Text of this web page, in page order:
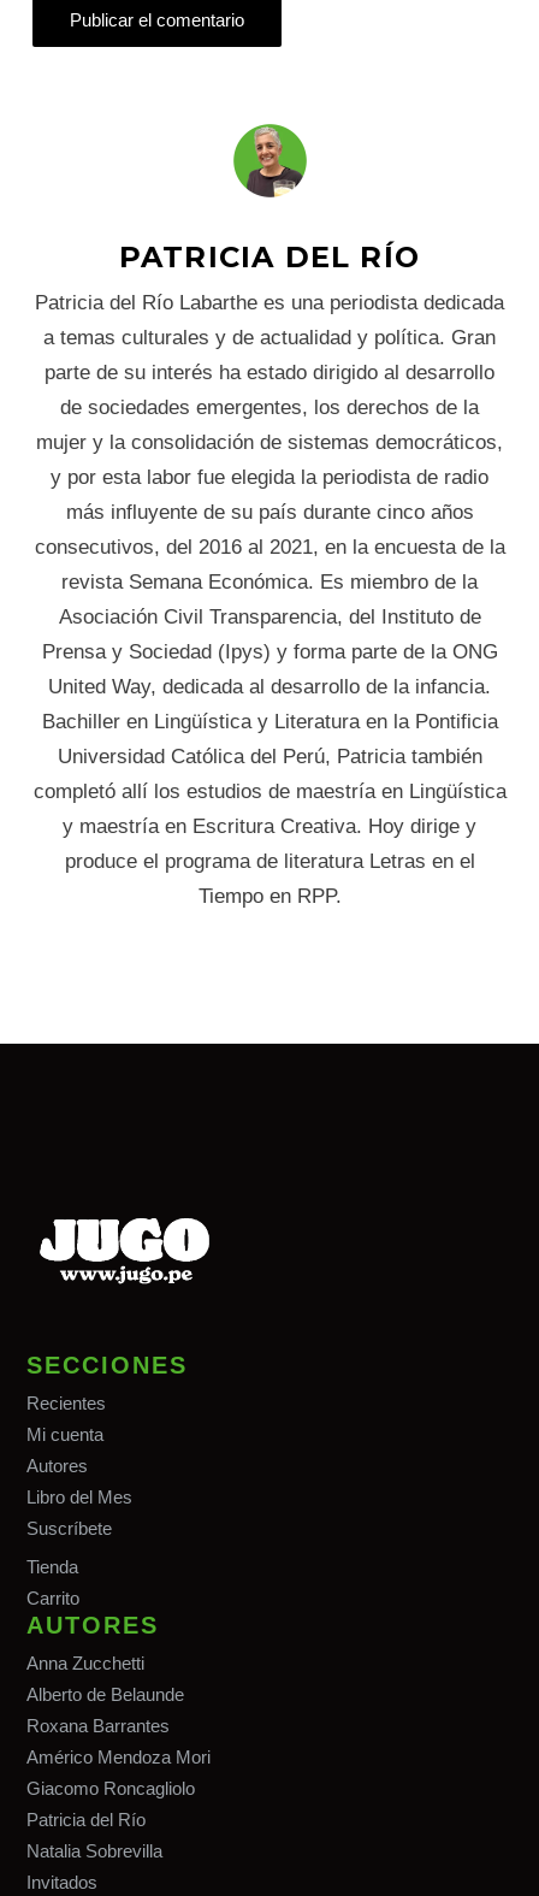
PATRICIA DEL RÍO
Patricia del Río Labarthe es una periodista dedicada
a temas culturales y de actualidad y política. Gran
parte de su interés ha estado dirigido al desarrollo
de sociedades emergentes, los derechos de la
mujer y la consolidación de sistemas democráticos,
y por esta labor fue elegida la periodista de radio
más influyente de su país durante cinco años
consecutivos, del 2016 al 2021, en la encuesta de la
revista Semana Económica. Es miembro de la
Asociación Civil Transparencia, del Instituto de
Prensa y Sociedad (Ipys) y forma parte de la ONG
United Way, dedicada al desarrollo de la infancia.
Bachiller en Lingüística y Literatura en la Pontificia
Universidad Católica del Perú, Patricia también
completó allí los estudios de maestría en Lingüística
y maestría en Escritura Creativa. Hoy dirige y
produce el programa de literatura Letras en el
Tiempo en RPP.
SECCIONES
Recientes
Mi cuenta
Autores
Libro del Mes
Suscríbete
Tienda
Carrito
AUTORES
Anna Zucchetti
Alberto de Belaunde
Roxana Barrantes
Américo Mendoza Mori
Giacomo Roncagliolo
Patricia del Río
Natalia Sobrevilla
Invitados